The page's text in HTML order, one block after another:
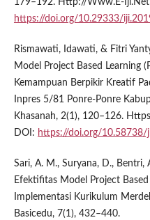
https://doi.org/10.29333/
Rismawati, Idawati, & Fitri
Model Project Based Learning
Kemampuan Berpikir Kreatif
Inpres 5/81 Ponre-Ponre
Khasanah, 2(1), 120–126.
DOI: https://doi.org/10.58738/
Sari, A. M., Suryana, D., Bentri,
Efektifitas Model Project
Implementasi Kurikulum
Basicedu, 7(1), 432–440.